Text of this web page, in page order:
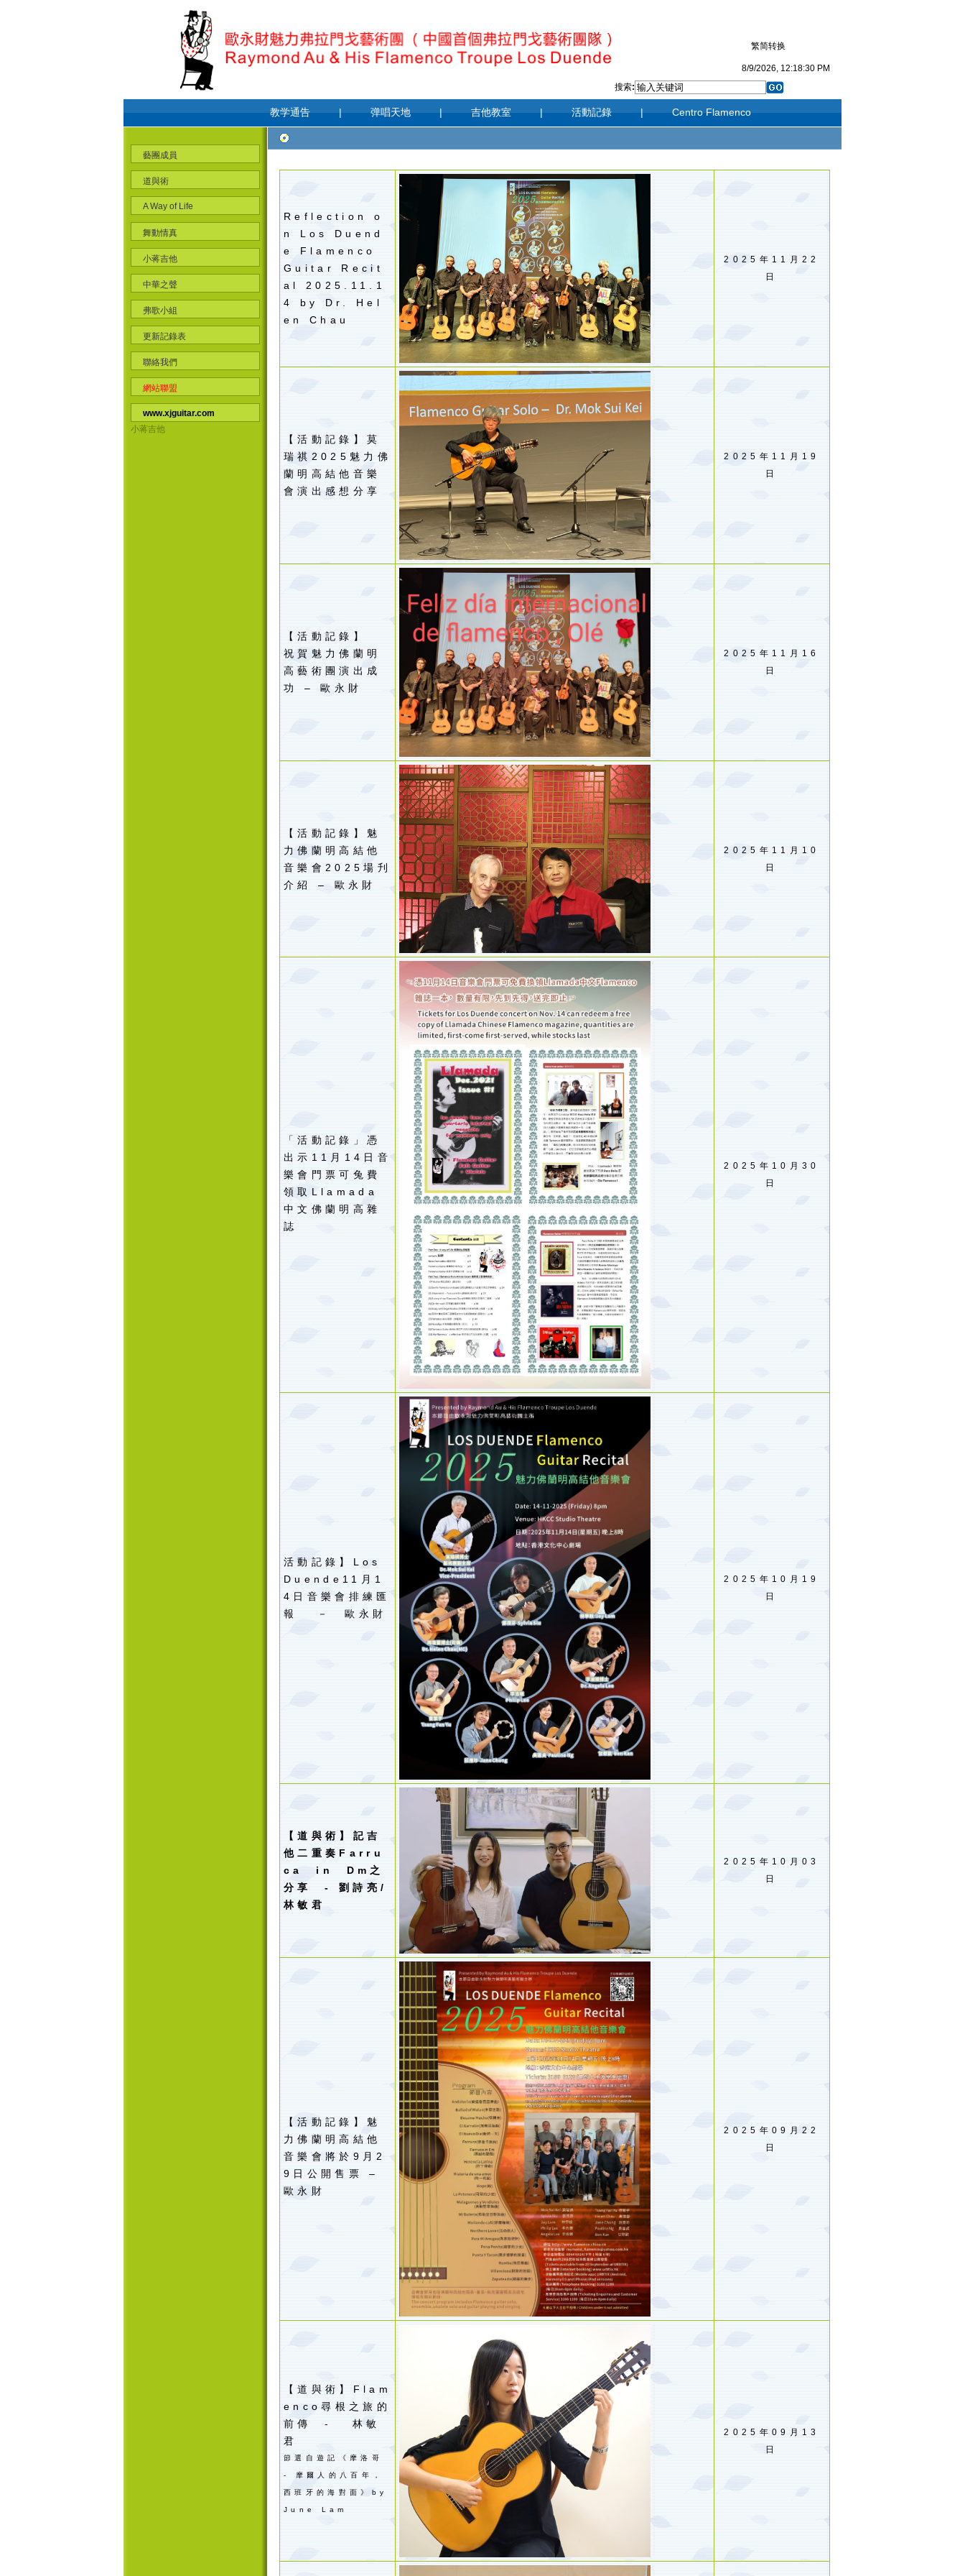
繁简转换
8/9/2026, 12:18:31 PM
搜索:
教学通告 | 弹唱天地 | 吉他教室 | 活動記錄 | Centro Flamenco
藝團成員
道與術
A Way of Life
舞動情真
小蒋吉他
中華之聲
弗歌小組
更新記錄表
聯絡我們
網站聯盟
www.xjguitar.com
小蒋吉他
Reflection o
n Los Duend
e Flamenco
Guitar Recit
al 2025.11.1
4 by Dr. Hel
en Chau
2025年11月22
日
【活動記錄】莫
瑞祺2025魅力佛
蘭明高結他音樂
會演出感想分享
2025年11月19
日
【活動記錄】
祝賀魅力佛蘭明
高藝術團演出成
功–歐永財
2025年11月16
日
【活動記錄】魅
力佛蘭明高結他
音樂會2025場刋
介紹–歐永財
2025年11月10
日
「活動記錄」憑
出示11月14日音
樂會門票可兔費
領取Llamada
中文佛蘭明高雜
誌
2025年10月30
日
活動記錄】Los
Duende11月1
4日音樂會排練匯
報 － 歐永財
2025年10月19
日
【道與術】記吉
他二重奏Farru
ca in Dm之
分享-劉詩亮/
林敏君
2025年10月03
日
【活動記錄】魅
力佛蘭明高結他
音樂會將於9月2
9日公開售票 –
歐永財
2025年09月22
日
【道與術】Flam
enco尋根之旅的
前傳 - 林敏
君
節選自遊記《摩洛哥
- 摩爾人的八百年，
西班牙的海對面》by
June Lam
2025年09月13
日